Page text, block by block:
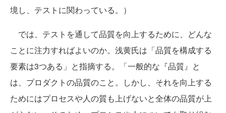
境し、テストに関わっている。）
では、テストを通して品質を向上するために、どんな
ことに注力すればよいのか。浅黄氏は「品質を構成する
要素は3つある」と指摘する。「一般的な『品質』と
は、プロダクトの品質のこと。しかし、それを向上する
ためにはプロセスや人の質も上げないと全体の品質が上